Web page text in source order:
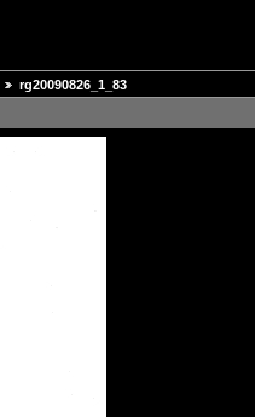
rg20090826_1_83